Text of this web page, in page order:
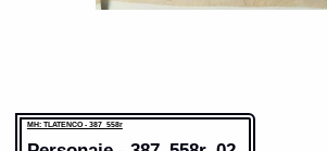
MH: TLATENCO - 387_558r